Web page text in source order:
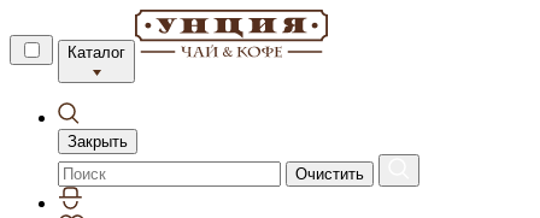
Каталог
Закрыть
Очистить